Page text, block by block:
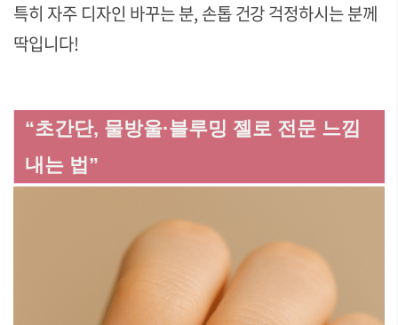
특히 자주 디자인 바꾸는 분, 손톱 건강 걱정하시는 분께
딱입니다!
“초간단, 물방울·블루밍 젤로 전문 느낌
내는 법”